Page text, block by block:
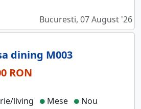
Bucuresti, 07 August '26
dining M003
RON
living Mese
Nou